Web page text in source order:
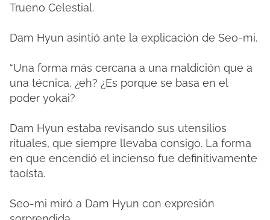
Trueno Celestial.
Dam Hyun asintió ante la explicación de Seo-mi.
“Una forma más cercana a una maldición que a
una técnica, ¿eh? ¿Es porque se basa en el
poder yokai?
Dam Hyun estaba revisando sus utensilios
rituales, que siempre llevaba consigo. La forma
en que encendió el incienso fue definitivamente
taoísta.
Seo-mi miró a Dam Hyun con expresión